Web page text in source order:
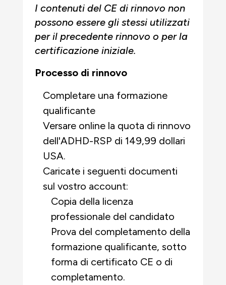
I contenuti del CE di rinnovo non
possono essere gli stessi utilizzati
per il precedente rinnovo o per la
certificazione iniziale.
Processo di rinnovo
Completare una formazione
qualificante
Versare online la quota di rinnovo
dell'ADHD-RSP di 149,99 dollari
USA.
Caricate i seguenti documenti
sul vostro account:
Copia della licenza
professionale del candidato
Prova del completamento della
formazione qualificante, sotto
forma di certificato CE o di
completamento.